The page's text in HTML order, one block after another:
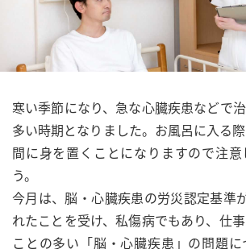
寒い季節になり、急な心臓疾患などで
多い時期となりました。お風呂に入る
間に身を置くことになりますので注意
う。
今月は、脳・心臓疾患の労災認定基準
れたことを受け、私傷病でもあり、仕
ことの多い「脳・心臓疾患」の問題